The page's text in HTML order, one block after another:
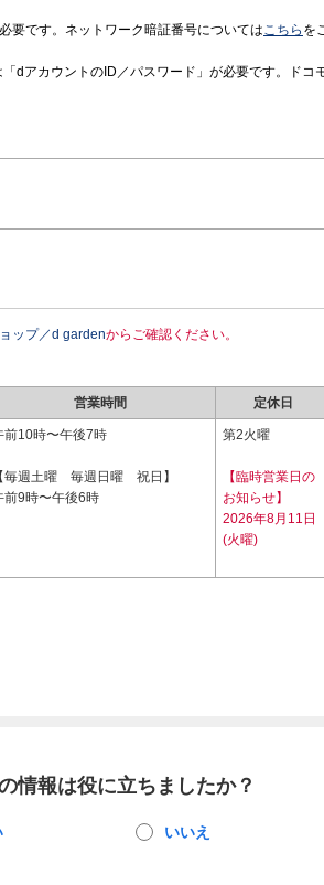
要です。ネットワーク暗証番号についてはこちら を
dアカウントのID／パスワード」が必要です。ドコ
ップ／d gardenからご確認ください。
営業時間 定休日
前10時〜午後7時
【毎週土曜 毎週日曜 祝日】
前9時〜午後6時
第2火曜
【臨時営業日の
お知らせ】
2026年8月11日
(火曜)
情報は役に立ちましたか？
いいえ